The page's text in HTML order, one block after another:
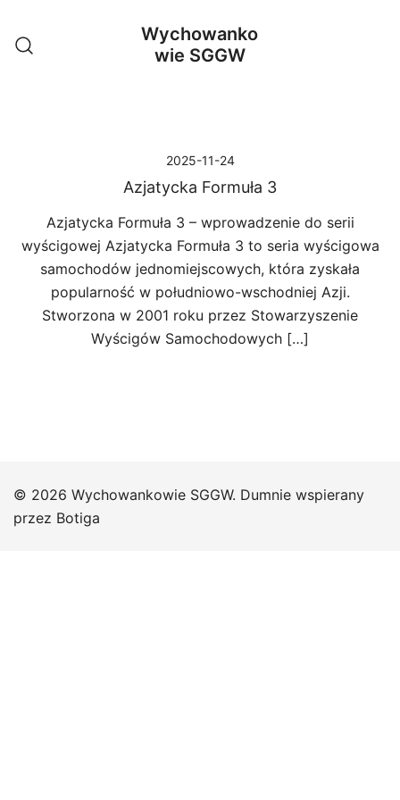
treści
Wychowanko
wie SGGW
2025-11-24
Azjatycka Formuła 3
Azjatycka Formuła 3 – wprowadzenie do serii
wyścigowej Azjatycka Formuła 3 to seria wyścigowa
samochodów jednomiejscowych, która zyskała
popularność w południowo-wschodniej Azji.
Stworzona w 2001 roku przez Stowarzyszenie
Wyścigów Samochodowych […]
© 2026 Wychowankowie SGGW. Dumnie wspierany
przez Botiga